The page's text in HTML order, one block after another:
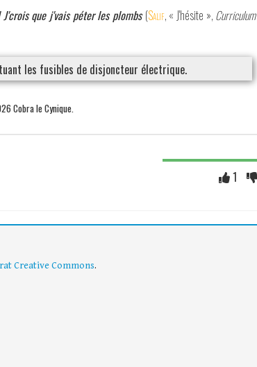
que j'vais péter les plombs (Salif, « J'hésite », Curriculum
les fusibles de disjoncteur électrique.
Cobra le Cynique.
1
Creative Commons.